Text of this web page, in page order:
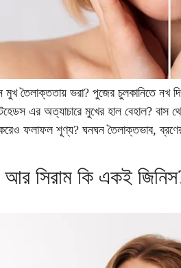
তৈলাক্ততায় ভরা? পুজের চুলকানিতে নখ
এর অত্যাচারে মুখের হাল বেহাল? বাস
করেও ফলাফল শূণ্য? ঘনঘন তৈলাক্তভাব,
সিরাম কি একই